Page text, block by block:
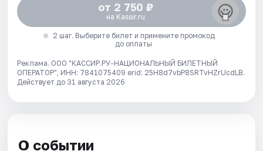
от 2 750 ₽
на Kassir.ru
2 шаг. Выберите билет и примените промокод
до оплаты
Реклама. ООО "КАССИР.РУ-НАЦИОНАЛЬНЫЙ БИЛЕТНЫЙ
ОПЕРАТОР", ИНН: 7841075409 erid: 25H8d7vbP8SRTvHZrUcdLB.
Действует до 31 августа 2026
О событии